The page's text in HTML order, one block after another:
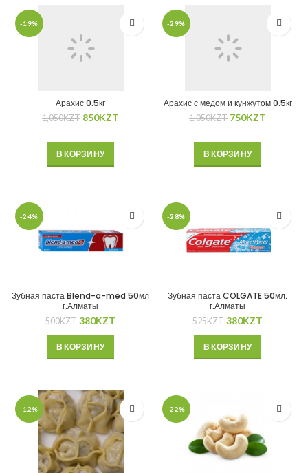
-19%
Арахис 0.5кг
1,050KZT 850KZT
В КОРЗИНУ
-29%
Арахис с медом и кунжутом 0.5кг
1,050KZT 750KZT
В КОРЗИНУ
-24%
Зубная паста Blend-a-med 50мл
г.Алматы
500KZT 380KZT
В КОРЗИНУ
-28%
Зубная паста COLGATE 50мл.
г.Алматы
525KZT 380KZT
В КОРЗИНУ
-12% -22%